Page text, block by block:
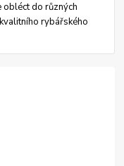
obléct do různých
rybářského